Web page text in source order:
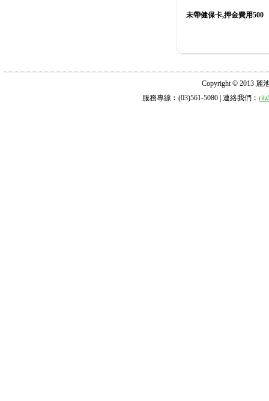
未帶健保卡,押金費用500
Copyright © 2013 麗
服務專線︰(03)561-5080 | 連絡我們︰